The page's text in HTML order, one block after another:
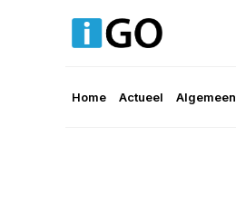
Home Actueel Algemeen